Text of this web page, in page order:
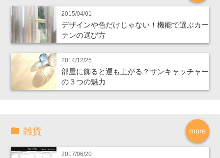
2015/04/01
デザインや色だけじゃない！機能で選ぶカー
テンの選び方
2014/12/25
部屋に飾ると運も上がる？サンキャッチャー
の３つの魅力
more
雑貨
2017/06/20